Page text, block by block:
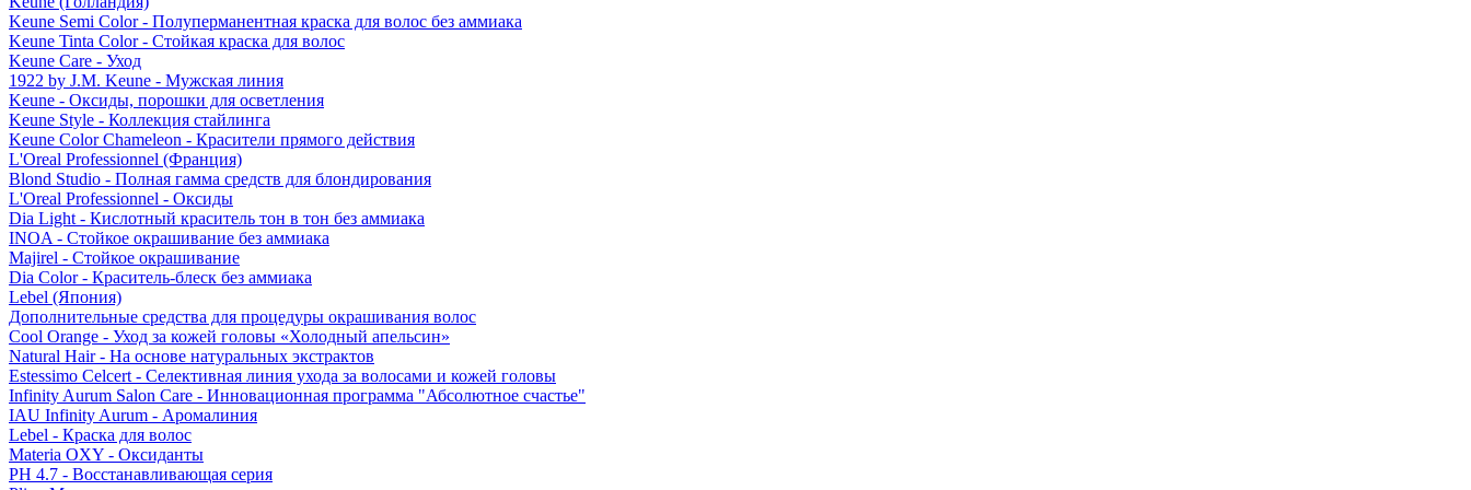
Keune Semi Color - Полуперманентная краска для волос без аммиака
Keune Tinta Color - Стойкая краска для волос
Keune Care - Уход
1922 by J.M. Keune - Мужская линия
Keune - Оксиды, порошки для осветления
Keune Style - Коллекция стайлинга
Keune Color Chameleon - Красители прямого действия
L'Oreal Professionnel (Франция)
Blond Studio - Полная гамма средств для блондирования
L'Oreal Professionnel - Оксиды
Dia Light - Кислотный краситель тон в тон без аммиака
INOA - Стойкое окрашивание без аммиака
Majirel - Стойкое окрашивание
Dia Color - Краситель-блеск без аммиака
Lebel (Япония)
Дополнительные средства для процедуры окрашивания волос
Cool Orange - Уход за кожей головы «Холодный апельсин»
Natural Hair - На основе натуральных экстрактов
Estessimo Celcert - Селективная линия ухода за волосами и кожей головы
Infinity Aurum Salon Care - Инновационная программа "Абсолютное счастье"
IAU Infinity Aurum - Аромалиния
Lebel - Краска для волос
Materia OXY - Оксиданты
PH 4.7 - Восстанавливающая серия